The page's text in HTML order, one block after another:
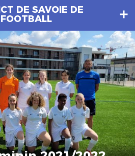
DE SAVOIE DE
FOOTBALL